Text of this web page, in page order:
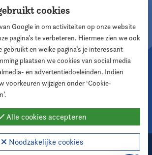
Vereniging voor Raadsleden
cookies
Google in om activiteiten op onze website
pagina’s te verbeteren. Hiermee zien we ook
gebruikt en welke pagina’s je interessant
plaatsen we cookies van social media
en advertentiedoeleinden. Indien
voorkeuren wijzigen onder ‘Cookie-
Alle cookies accepteren
Noodzakelijke cookies